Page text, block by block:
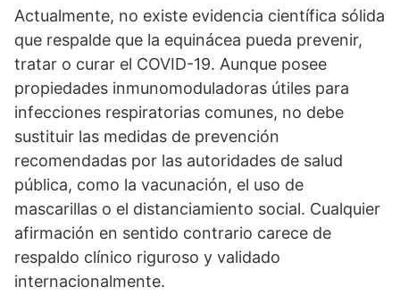
Actualmente, no existe evidencia científica sólida
que respalde que la equinácea pueda prevenir,
tratar o curar el COVID-19. Aunque posee
propiedades inmunomoduladoras útiles para
infecciones respiratorias comunes, no debe
sustituir las medidas de prevención
recomendadas por las autoridades de salud
pública, como la vacunación, el uso de
mascarillas o el distanciamiento social. Cualquier
afirmación en sentido contrario carece de
respaldo clínico riguroso y validado
internacionalmente.